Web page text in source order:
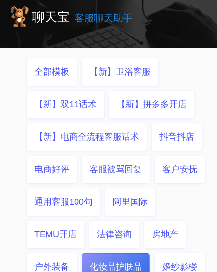
聊天宝 客服聊天助手
全部模板 【新】卫浴客服
【新】双11话术 【新】拼多多开店
【新】电商全流程客服话术 抖音抖店
电商好评 客服被骂回复 客户安抚
通用客服100句 阿里国际
TEMU开店 法律咨询 房地产
户外装备 化妆品护肤品 婚纱影楼